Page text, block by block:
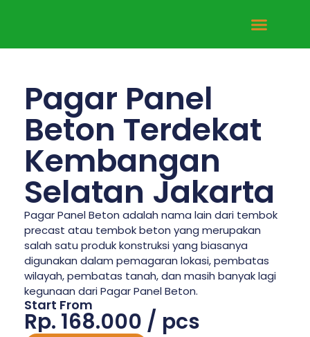
Pagar Panel
Beton Terdekat
Kembangan
Selatan Jakarta
Pagar Panel Beton adalah nama lain dari tembok
precast atau tembok beton yang merupakan
salah satu produk konstruksi yang biasanya
digunakan dalam pemagaran lokasi, pembatas
wilayah, pembatas tanah, dan masih banyak lagi
kegunaan dari Pagar Panel Beton.
Start From
Rp. 168.000 / pcs